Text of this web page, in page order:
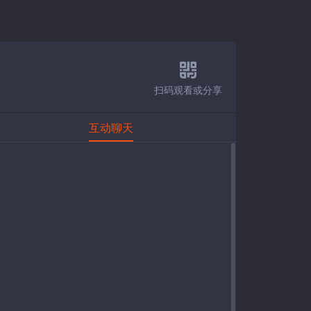
扫码观看或分享
互动聊天